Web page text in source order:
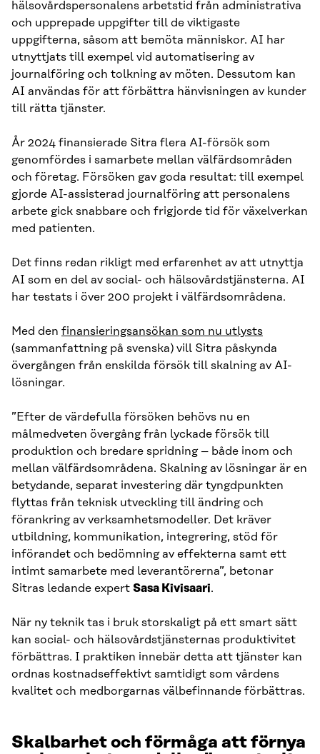
hälsovårdspersonalens arbetstid från administrativa
och upprepade uppgifter till de viktigaste
uppgifterna, såsom att bemöta människor. AI har
utnyttjats till exempel vid automatisering av
journalföring och tolkning av möten. Dessutom kan
AI användas för att förbättra hänvisningen av kunder
till rätta tjänster.
År 2024 finansierade Sitra flera AI-försök som
genomfördes i samarbete mellan välfärdsområden
och företag. Försöken gav goda resultat: till exempel
gjorde AI-assisterad journalföring att personalens
arbete gick snabbare och frigjorde tid för växelverkan
med patienten.
Det finns redan rikligt med erfarenhet av att utnyttja
AI som en del av social- och hälsovårdstjänsterna. AI
har testats i över 200 projekt i välfärdsområdena.
Med den finansieringsansökan som nu utlysts
(sammanfattning på svenska) vill Sitra påskynda
övergången från enskilda försök till skalning av AI-
lösningar.
”Efter de värdefulla försöken behövs nu en
målmedveten övergång från lyckade försök till
produktion och bredare spridning – både inom och
mellan välfärdsområdena. Skalning av lösningar är en
betydande, separat investering där tyngdpunkten
flyttas från teknisk utveckling till ändring och
förankring av verksamhetsmodeller. Det kräver
utbildning, kommunikation, integrering, stöd för
införandet och bedömning av effekterna samt ett
intimt samarbete med leverantörerna”, betonar
Sitras ledande expert Sasa Kivisaari.
När ny teknik tas i bruk storskaligt på ett smart sätt
kan social- och hälsovårdstjänsternas produktivitet
förbättras. I praktiken innebär detta att tjänster kan
ordnas kostnadseffektivt samtidigt som vårdens
kvalitet och medborgarnas välbefinnande förbättras.
Skalbarhet och förmåga att förnya